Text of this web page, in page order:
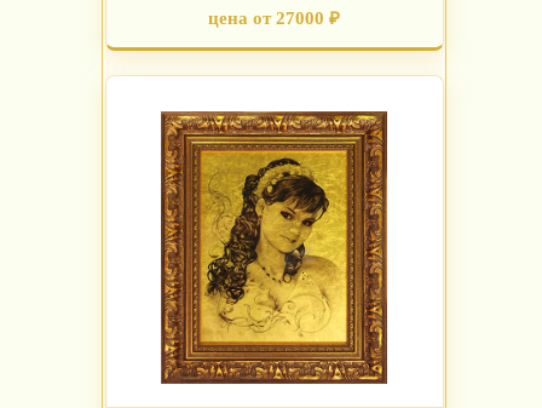
цена от 27000 ₽